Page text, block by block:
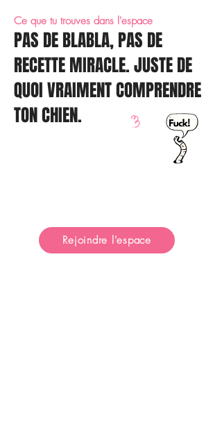
Ce que tu trouves dans l'espace
PAS DE BLABLA, PAS DE
RECETTE MIRACLE. JUSTE DE
QUOI VRAIMENT COMPRENDRE
TON CHIEN.
Rejoindre l'espace